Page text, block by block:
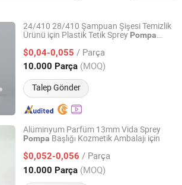
24/410 28/410 Şampuan Şişesi Temizlik
Ürünü için Plastik Tetik Sprey Pompa
$0,04-0,055 / Parça
10.000 Parça (MOQ)
Talep Gönder
Co., Ltd.
Fiyat 2020
Alüminyum Parfüm 13mm Vida Sprey
Pompa Başlığı Kozmetik Ambalajı için
$0,052-0,056 / Parça
10.000 Parça (MOQ)
Technology Co., Ltd.
Fiyat 2024